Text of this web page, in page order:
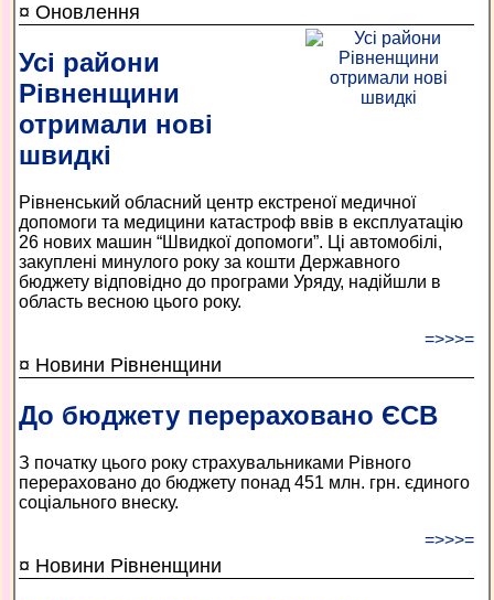
¤ Оновлення
Усі райони
Рівненщини
отримали нові
швидкі
Рівненський обласний центр екстреної медичної
допомоги та медицини катастроф ввів в експлуатацію
26 нових машин “Швидкої допомоги”. Ці автомобілі,
закуплені минулого року за кошти Державного
бюджету відповідно до програми Уряду, надійшли в
область весною цього року.
=>>>=
¤ Новини Рівненщини
До бюджету перераховано ЄСВ
З початку цього року страхувальниками Рівного
перераховано до бюджету понад 451 млн. грн. єдиного
соціального внеску.
=>>>=
¤ Новини Рівненщини